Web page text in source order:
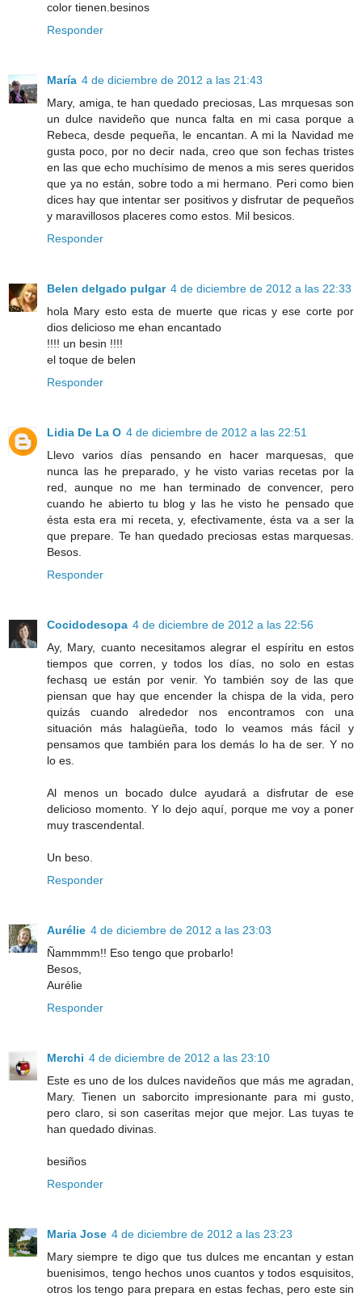
color tienen.besinos
Responder
María 4 de diciembre de 2012 a las 21:43
Mary, amiga, te han quedado preciosas, Las mrquesas son
un dulce navideño que nunca falta en mi casa porque a
Rebeca, desde pequeña, le encantan. A mi la Navidad me
gusta poco, por no decir nada, creo que son fechas tristes
en las que echo muchísimo de menos a mis seres queridos
que ya no están, sobre todo a mi hermano. Peri como bien
dices hay que intentar ser positivos y disfrutar de pequeños
y maravillosos placeres como estos. Mil besicos.
Responder
Belen delgado pulgar 4 de diciembre de 2012 a las 22:33
hola Mary esto esta de muerte que ricas y ese corte por
dios delicioso me ehan encantado
!!!! un besin !!!!
el toque de belen
Responder
Lidia De La O 4 de diciembre de 2012 a las 22:51
Llevo varios días pensando en hacer marquesas, que
nunca las he preparado, y he visto varias recetas por la
red, aunque no me han terminado de convencer, pero
cuando he abierto tu blog y las he visto he pensado que
ésta esta era mi receta, y, efectivamente, ésta va a ser la
que prepare. Te han quedado preciosas estas marquesas.
Besos.
Responder
Cocidodesopa 4 de diciembre de 2012 a las 22:56
Ay, Mary, cuanto necesitamos alegrar el espíritu en estos
tiempos que corren, y todos los días, no solo en estas
fechasq ue están por venir. Yo también soy de las que
piensan que hay que encender la chispa de la vida, pero
quizás cuando alrededor nos encontramos con una
situación más halagüeña, todo lo veamos más fácil y
pensamos que también para los demás lo ha de ser. Y no
lo es.
Al menos un bocado dulce ayudará a disfrutar de ese
delicioso momento. Y lo dejo aquí, porque me voy a poner
muy trascendental.
Un beso.
Responder
Aurélie 4 de diciembre de 2012 a las 23:03
Ñammmm!! Eso tengo que probarlo!
Besos,
Aurélie
Responder
Merchi 4 de diciembre de 2012 a las 23:10
Este es uno de los dulces navideños que más me agradan,
Mary. Tienen un saborcito impresionante para mi gusto,
pero claro, si son caseritas mejor que mejor. Las tuyas te
han quedado divinas.
besiños
Responder
Maria Jose 4 de diciembre de 2012 a las 23:23
Mary siempre te digo que tus dulces me encantan y estan
buenisimos, tengo hechos unos cuantos y todos esquisitos,
otros los tengo para prepara en estas fechas, pero este sin